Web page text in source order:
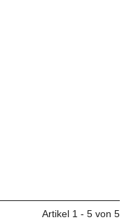
Artikel 1 - 5 von 5